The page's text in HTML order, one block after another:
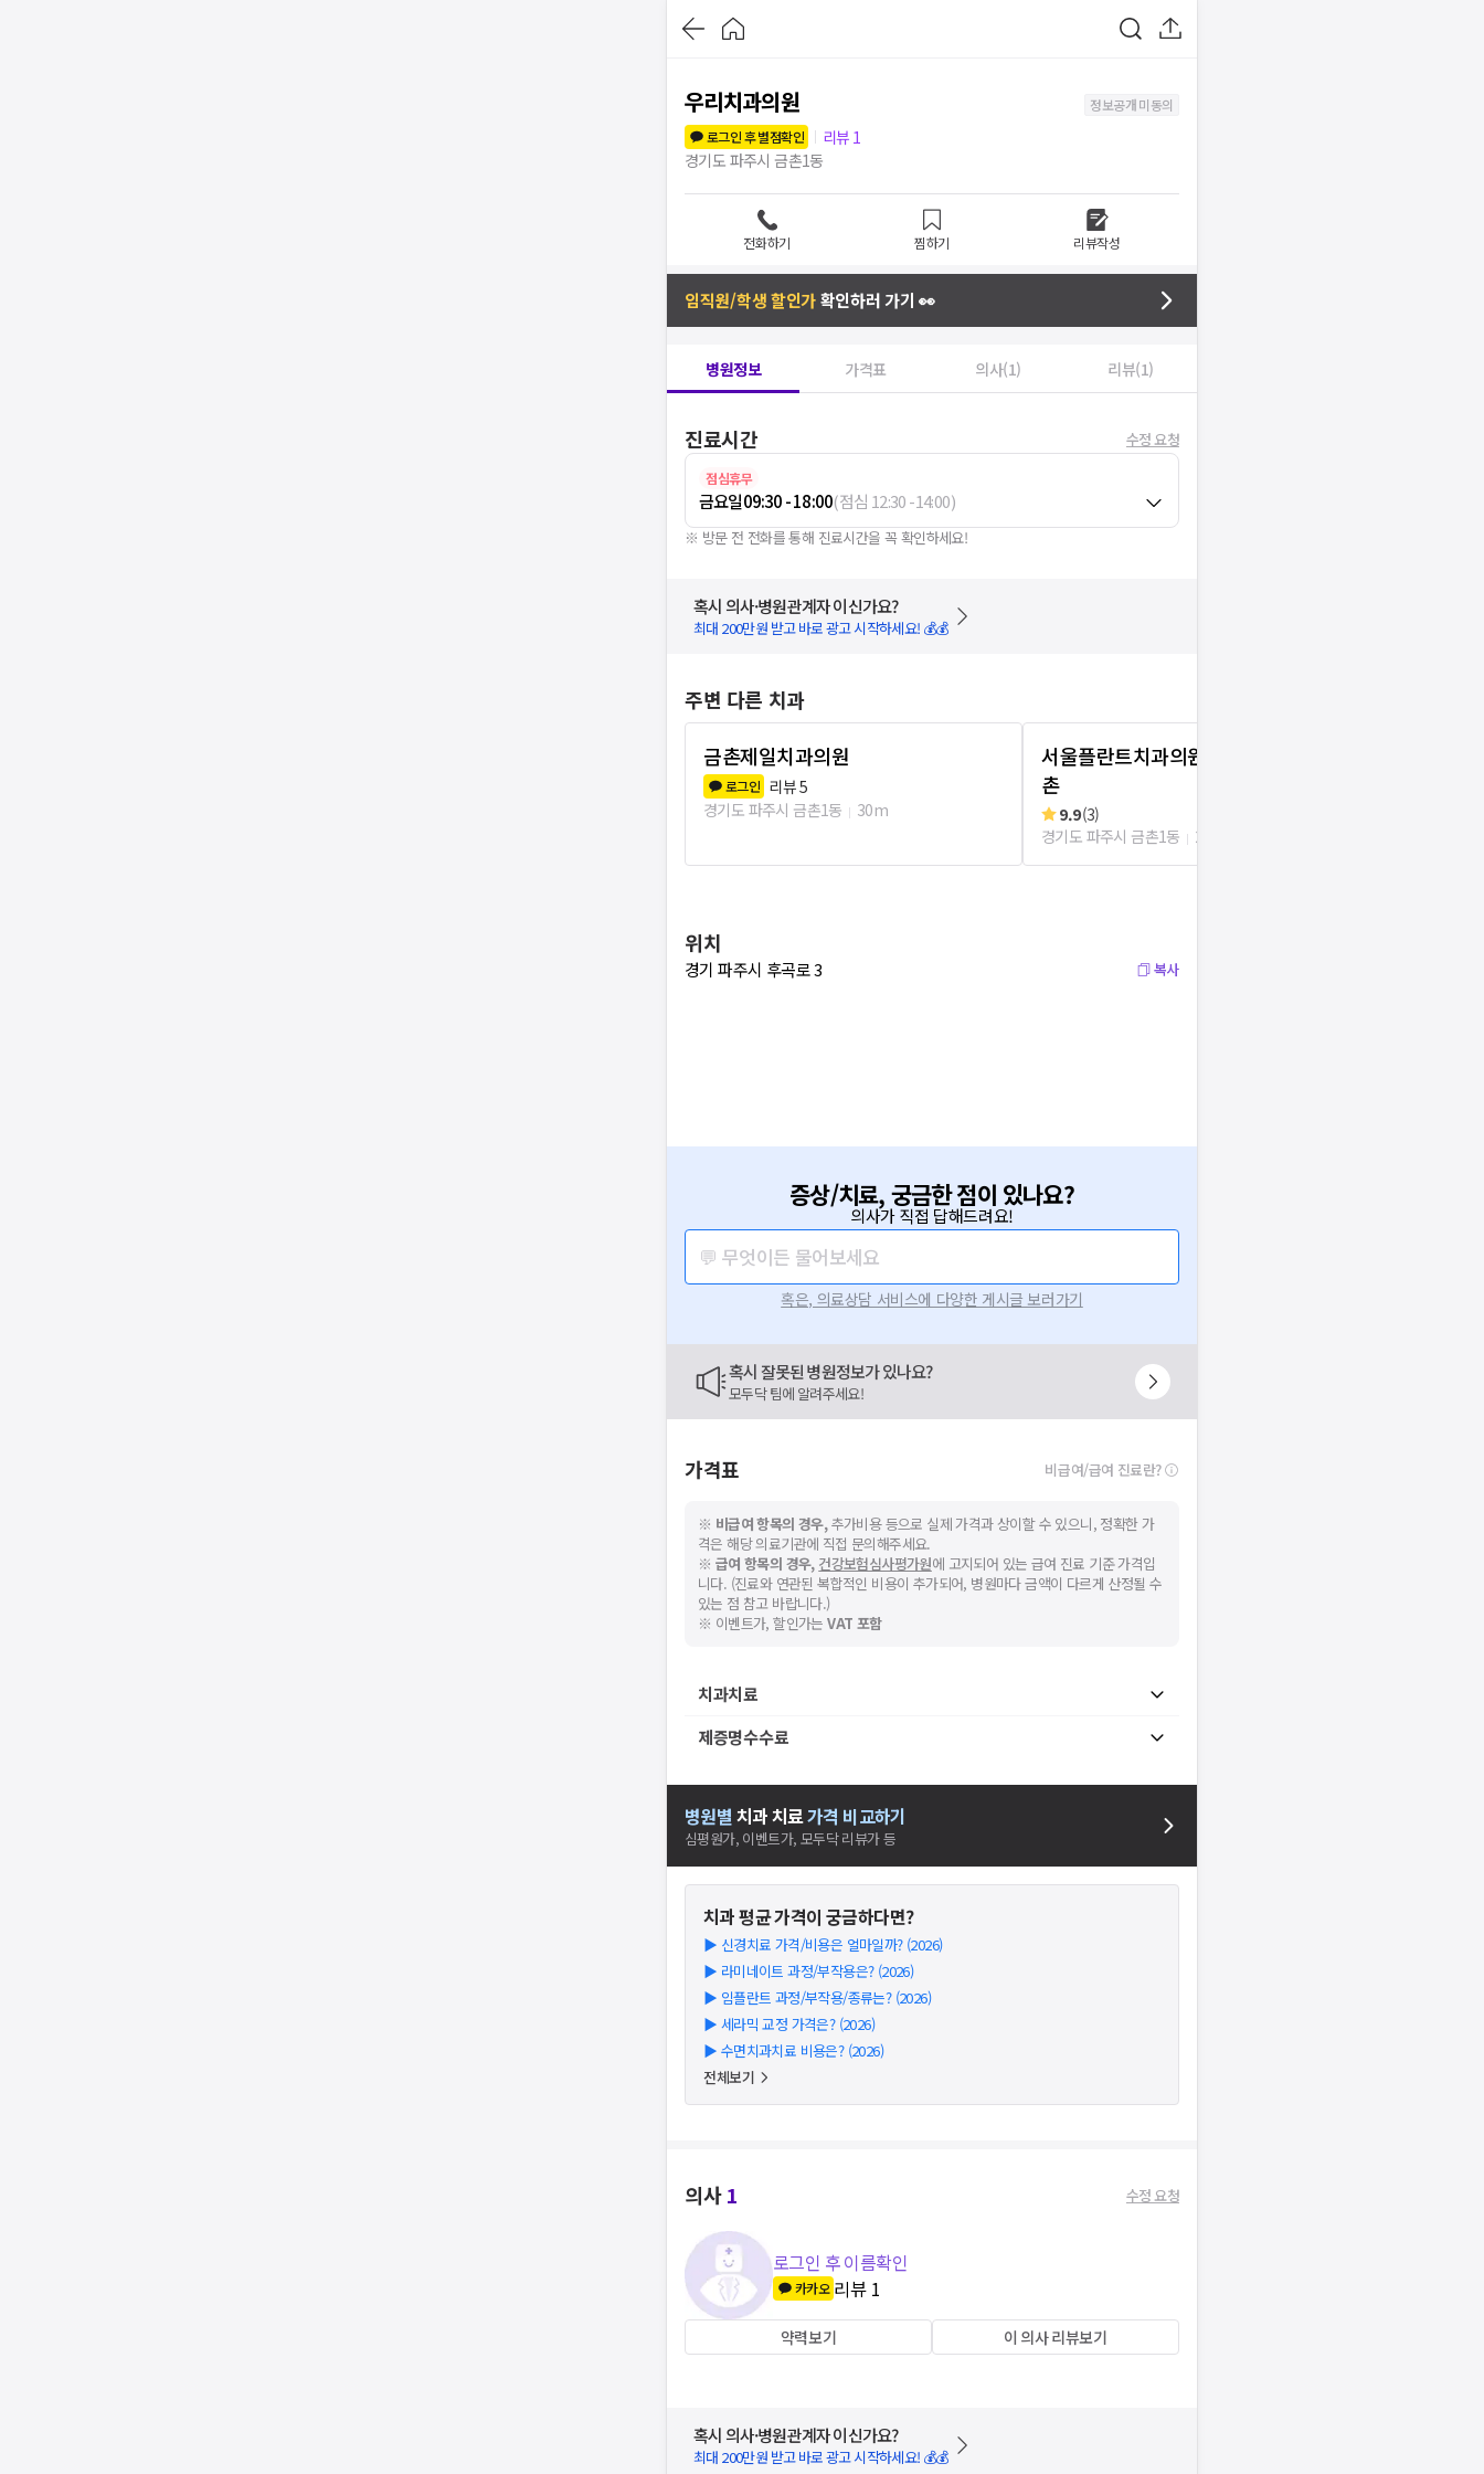
우리치과의원
정보공개 미동의
로그인 후 별점확인
리뷰 1
경기도 파주시 금촌1동
전화하기 찜하기 리뷰작성
임직원/학생 할인가확인하러 가기 👀
병원정보 가격표 의사(1) 리뷰(1)
진료시간 수정 요청
점심휴무
금요일09:30 - 18:00(점심 12:30-14:00)
※ 방문 전 전화를 통해 진료시간을 꼭 확인하세요!
혹시 의사·병원관계자 이신가요?
최대 200만원 받고 바로 광고 시작하세요! 💰💰
주변 다른 치과
금촌제일치과의원
로그인 리뷰5
경기도 파주시 금촌1동
30m
서울플란트치과의원 파주금
촌
9.9(3)
경기도 파주시 금촌1동
241m
위치
경기 파주시 후곡로 3 복사
증상/치료, 궁금한 점이 있나요?
의사가 직접 답해드려요!
💬 무엇이든 물어보세요
혹은, 의료상담 서비스에 다양한 게시글 보러가기
혹시 잘못된 병원정보가 있나요?
모두닥 팀에 알려주세요!
가격표 비급여/급여 진료란?
※ 비급여 항목의 경우,추가비용 등으로 실제 가격과 상이할 수 있으니, 정확한 가
격은 해당 의료기관에 직접 문의해주세요.
※ 급여 항목의 경우, 건강보험심사평가원에 고지되어 있는 급여 진료 기준 가격입
니다. (진료와 연관된 복합적인 비용이 추가되어, 병원마다 금액이 다르게 산정될 수
있는 점 참고 바랍니다.)
※ 이벤트가, 할인가는VAT 포함
치과치료
제증명수수료
병원별 치과치료가격 비교하기
심평원가, 이벤트가, 모두닥 리뷰가 등
치과평균 가격이 궁금하다면?
▶ 신경치료 가격/비용은 얼마일까? (2026)
▶ 라미네이트 과정/부작용은? (2026)
▶ 임플란트 과정/부작용/종류는? (2026)
▶ 세라믹 교정 가격은? (2026)
▶ 수면치과치료 비용은? (2026)
전체보기
의사1 수정 요청
로그인 후 이름확인
카카오 리뷰 1
약력보기 이 의사 리뷰보기
혹시 의사·병원관계자 이신가요?
최대 200만원 받고 바로 광고 시작하세요! 💰💰